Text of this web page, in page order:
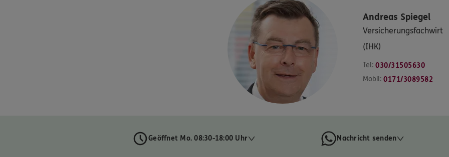
Andreas Spiegel
Versicherungsfachwirt
(IHK)
Tel: 030/31505630
Mobil: 0171/3089582
Geöffnet Mo. 08:30-18:00 Uhr Nachricht senden